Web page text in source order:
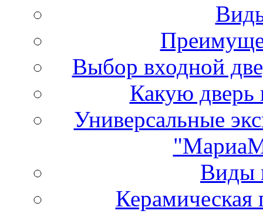
Выбор входной
Какую дверь
Универсальные
Виды
Керамическая